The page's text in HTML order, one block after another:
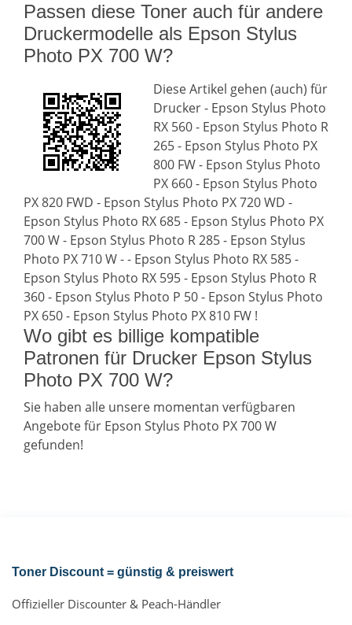
Passen diese Toner auch für andere
Druckermodelle als Epson Stylus
Photo PX 700 W?
Diese Artikel gehen (auch) für
Drucker - Epson Stylus Photo
RX 560 - Epson Stylus Photo R
265 - Epson Stylus Photo PX
800 FW - Epson Stylus Photo
PX 660 - Epson Stylus Photo
PX 820 FWD - Epson Stylus Photo PX 720 WD -
Epson Stylus Photo RX 685 - Epson Stylus Photo PX
700 W - Epson Stylus Photo R 285 - Epson Stylus
Photo PX 710 W - - Epson Stylus Photo RX 585 -
Epson Stylus Photo RX 595 - Epson Stylus Photo R
360 - Epson Stylus Photo P 50 - Epson Stylus Photo
PX 650 - Epson Stylus Photo PX 810 FW !
Wo gibt es billige kompatible
Patronen für Drucker Epson Stylus
Photo PX 700 W?
Sie haben alle unsere momentan verfügbaren
Angebote für Epson Stylus Photo PX 700 W
gefunden!
Toner Discount = günstig & preiswert
Offizieller Discounter & Peach-Händler